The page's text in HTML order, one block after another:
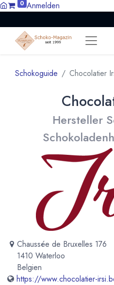
0 Anmelden
Schokoguide Chocolatier
Hersteller
Chaussée de Bruxelles 176
1410 Waterloo
Belgien
https://www.chocolatier-